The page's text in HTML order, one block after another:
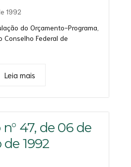
1992
do Orçamento-Programa,
Conselho Federal de
Leia mais
47, de 06 de
1992